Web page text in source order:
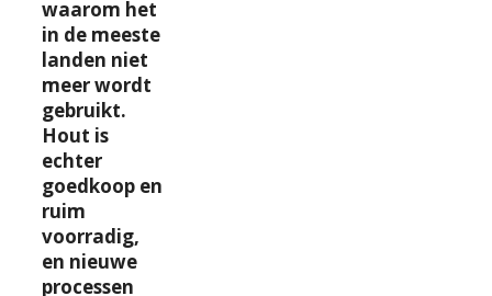
waarom het
in de meeste
landen niet
meer wordt
gebruikt.
Hout is
echter
goedkoop en
ruim
voorradig,
en nieuwe
processen